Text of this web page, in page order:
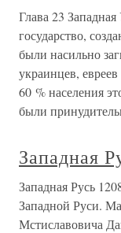
Глава 23
государство,
были насильно
украинцев,
60 % населения
были
Западная
Западная Русь
Западной Руси.
Мстиславовича